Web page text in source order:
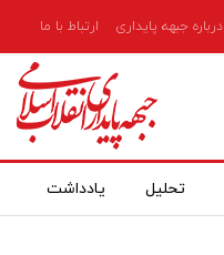
درباره جبهه پایداری ارتباط با ما
تحلیل یادداشت